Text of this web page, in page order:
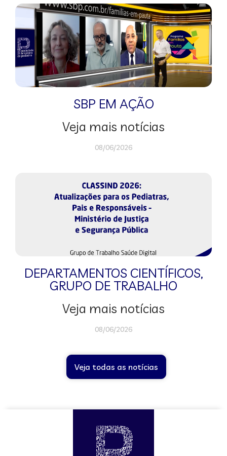
SBP EM AÇÃO
Veja mais notícias
08/06/2026
DEPARTAMENTOS CIENTÍFICOS,
GRUPO DE TRABALHO
Veja mais notícias
08/06/2026
Veja todas as notícias